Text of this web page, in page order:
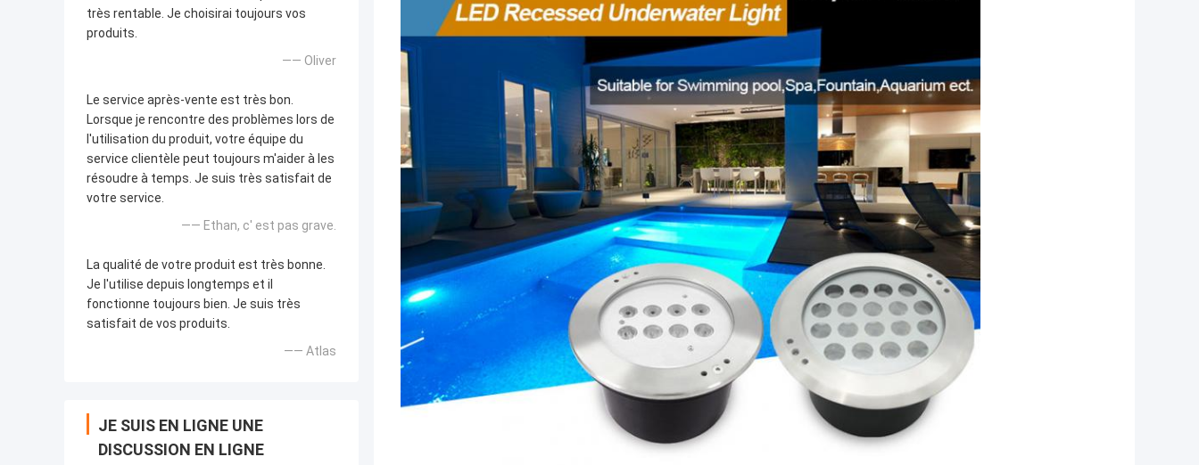
très rentable. Je choisirai toujours vos
produits.
—— Oliver
Le service après-vente est très bon.
Lorsque je rencontre des problèmes lors de
l'utilisation du produit, votre équipe du
service clientèle peut toujours m'aider à les
résoudre à temps. Je suis très satisfait de
votre service.
—— Ethan, c' est pas grave.
La qualité de votre produit est très bonne.
Je l'utilise depuis longtemps et il
fonctionne toujours bien. Je suis très
satisfait de vos produits.
—— Atlas
JE SUIS EN LIGNE UNE
DISCUSSION EN LIGNE